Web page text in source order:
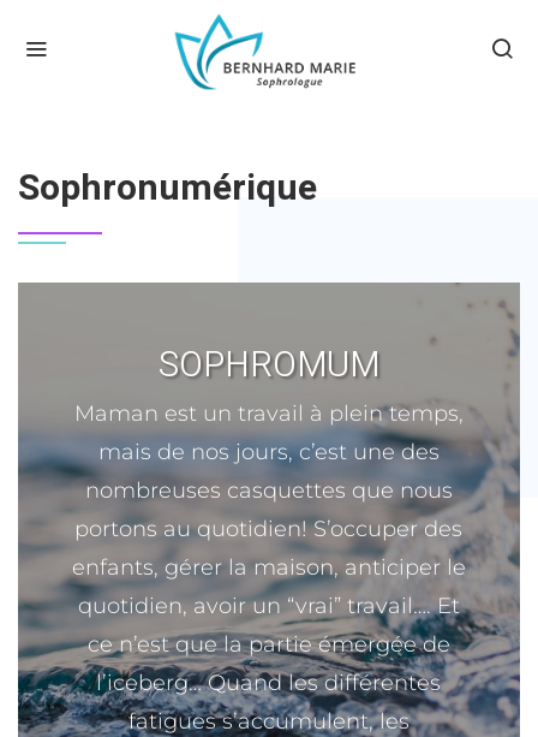
Sophronumérique
SOPHROMUM
Maman est un travail à plein temps,
mais de nos jours, c’est une des
nombreuses casquettes que nous
portons au quotidien! S’occuper des
enfants, gérer la maison, anticiper le
quotidien, avoir un “vrai” travail…. Et
ce n’est que la partie émergée de
l’iceberg… Quand les différentes
fatigues s’accumulent, les